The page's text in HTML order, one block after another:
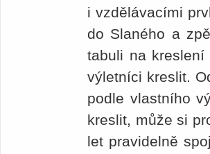
i vzdělávacími
do Slaného a
tabuli na
výletníci kreslit.
podle vlastního
kreslit, může si
let pravidelně